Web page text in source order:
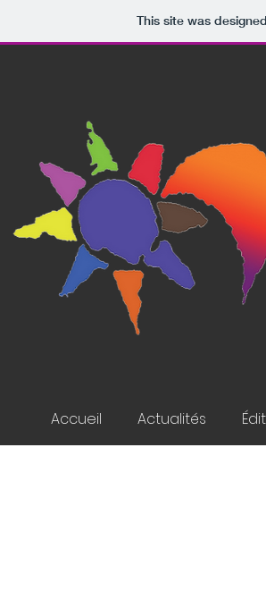
This site was
Accueil Actualités